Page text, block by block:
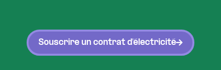
Souscrire un contrat d'électricité